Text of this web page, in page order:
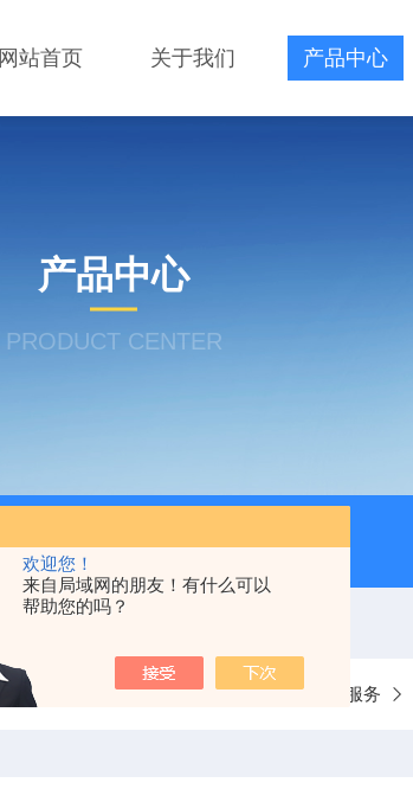
欢迎您！
来自局域网的朋友！有什么可以
帮助您的吗？
网站首页 关于我们 产品中心
产品中心
PRODUCT CENTER
当前位置： 首页 产品中心 整体课题服务